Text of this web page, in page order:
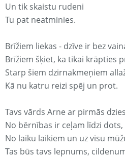
Un tik skaistu rudeni
Tu pat neatminies.
Brīžiem liekas - dzīve ir bez
Brīžiem šķiet, ka tikai krāpties
Starp šiem dzirnakmeņiem
Kā nu katru reizi spēj un prot.
Tavs vārds Arne ar pirmās
No bērnības ir ceļam līdzi dots,
No laiku laikiem un uz visu
Tas būs tavs lepnums,